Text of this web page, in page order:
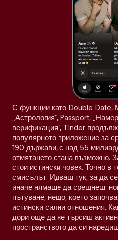
С функции като Double Date,
„Астрология“, Passport,
верификация“, Tinder
популярното приложение за
190 държави, с над 55
отмятането стана възможно.
стои истински човек. Точно в
смисълът. Идваш тук, за да
иначе нямаше да срещнеш:
пътуване, нещо, което
истински силни отношения.
дори още да не търсиш
пространството да си